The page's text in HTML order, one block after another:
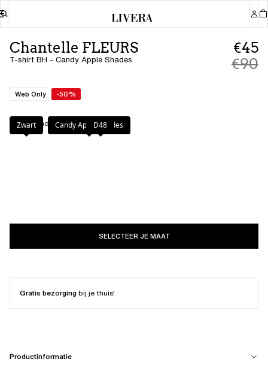
Chantelle FLEURS
T-shirt BH - Candy Apple Shades
€45
€90
Web Only -50%
Kleur: Candy Apple Shades
Zwart Candy Apple Shades
D48
SELECTEER JE MAAT
Gratis bezorgingbij je thuis!
Productinformatie